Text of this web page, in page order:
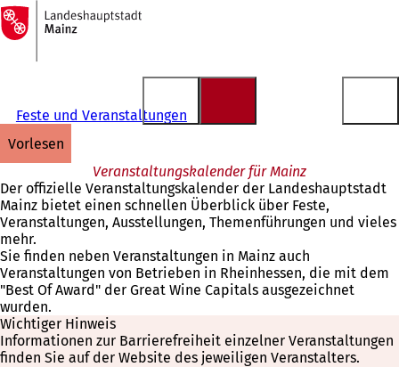
Inhalt anspringen
Zur
Startseite
Feste und Veranstaltungen
vorlesen
Veranstaltungskalender für Mainz
Der offizielle Veranstaltungskalender der Landeshauptstadt
Mainz bietet einen schnellen Überblick über Feste,
Veranstaltungen, Ausstellungen, Themenführungen und vieles
mehr.
Sie finden neben Veranstaltungen in Mainz auch
Veranstaltungen von Betrieben in Rheinhessen, die mit dem
"Best Of Award" der Great Wine Capitals ausgezeichnet
wurden.
Wichtiger Hinweis
Informationen zur Barrierefreiheit einzelner Veranstaltungen
finden Sie auf der Website des jeweiligen Veranstalters.